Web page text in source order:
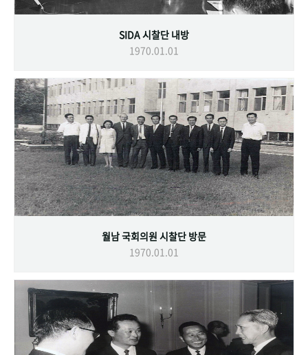
SIDA 시찰단 내방
1970.01.01
월남 국회의원 시찰단 방문
1970.01.01